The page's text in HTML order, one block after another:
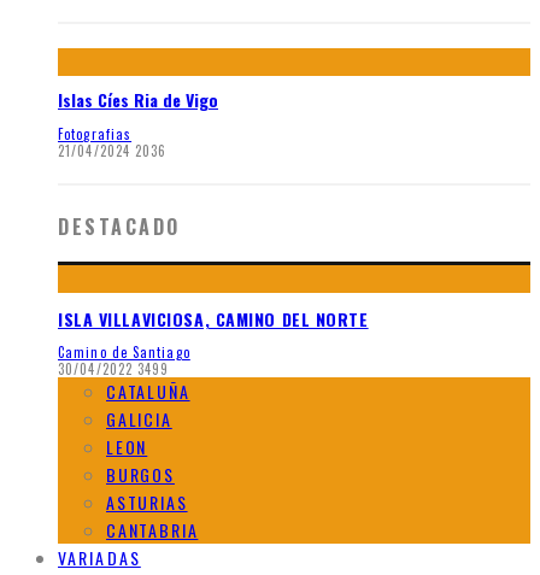
Islas Cíes Ria de Vigo
Fotografias
21/04/2024 2036
DESTACADO
ISLA VILLAVICIOSA, CAMINO DEL NORTE
Camino de Santiago
30/04/2022 3499
CATALUÑA
GALICIA
LEON
BURGOS
ASTURIAS
CANTABRIA
VARIADAS